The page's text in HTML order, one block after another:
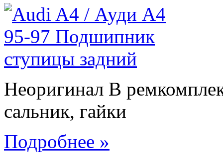
Неоригинал В
сальник, гайки
Подробнее »